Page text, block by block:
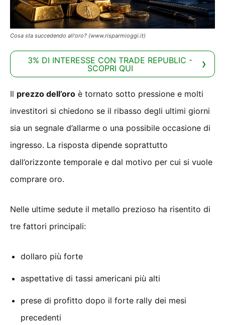
Cosa sta succedendo all'oro? (www.risparmioggi.it)
3% DI INTERESSE CON TRADE REPUBLIC -
SCOPRI QUI
Il prezzo dell’oro è tornato sotto pressione e molti
investitori si chiedono se il ribasso degli ultimi giorni
sia un segnale d’allarme o una possibile occasione di
ingresso. La risposta dipende soprattutto
dall’orizzonte temporale e dal motivo per cui si vuole
comprare oro.
Nelle ultime sedute il metallo prezioso ha risentito di
tre fattori principali:
dollaro più forte
aspettative di tassi americani più alti
prese di profitto dopo il forte rally dei mesi
precedenti